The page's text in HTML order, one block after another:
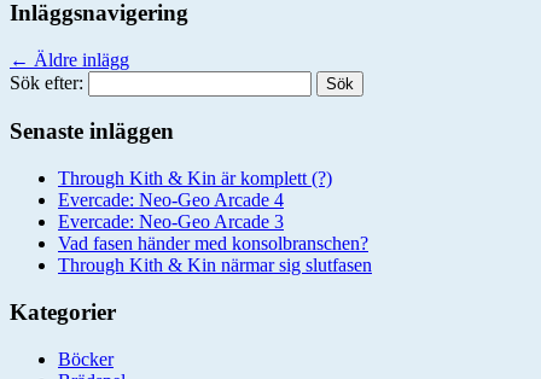
Inläggsnavigering
← Äldre inlägg
Sök efter:
Senaste inläggen
Through Kith & Kin är komplett (?)
Evercade: Neo-Geo Arcade 4
Evercade: Neo-Geo Arcade 3
Vad fasen händer med konsolbranschen?
Through Kith & Kin närmar sig slutfasen
Kategorier
Böcker